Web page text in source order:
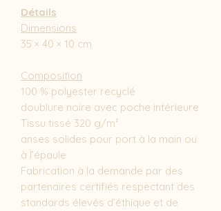
Détails
Dimensions
35 × 40 × 10 cm
Composition
100 % polyester recyclé
doublure noire avec poche intérieure
Tissu tissé 320 g/m²
anses solides pour port à la main ou
à l’épaule
Fabrication à la demande par des
partenaires certifiés respectant des
standards élevés d’éthique et de